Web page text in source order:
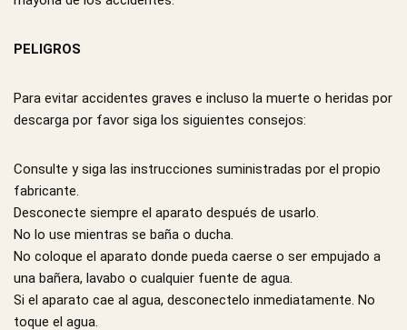
PELIGROS
Para evitar accidentes graves e incluso la muerte o heridas por
descarga por favor siga los siguientes consejos:
Consulte y siga las instrucciones suministradas por el propio
fabricante.
Desconecte siempre el aparato después de usarlo.
No lo use mientras se baña o ducha.
No coloque el aparato donde pueda caerse o ser empujado a
una bañera, lavabo o cualquier fuente de agua.
Si el aparato cae al agua, desconectelo inmediatamente. No
toque el agua.